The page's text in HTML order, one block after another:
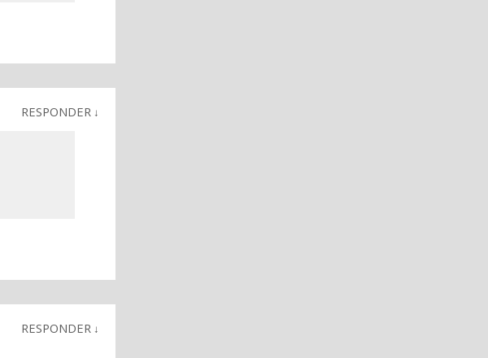
RESPONDER ↓
RESPONDER ↓